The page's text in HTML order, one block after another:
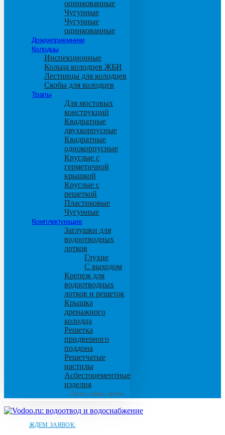
оцинкованные
Чугунные
Чугунные
оцинкованные
Дождеприемники
Колодцы
Инспекционные
Кольца колодцев ЖБИ
Лестницы для колодцев
Скобы для колодцев
Трапы
Для мостовых
конструкций
Квадратные
двухкорпусные
Квадратные
однокорпусные
Круглые с
герметичной
крышкой
Круглые с
решеткой
Пластиковые
Чугунные
Комплектующие
Заглушки для
водоотводных
лотков
Глухие
С выходом
Крепеж для
водоотводных
лотков и решеток
Крышка
дренажного
колодца
Решетка
придверного
поддона
Решетчатые
настилы
Асбестоцементные
изделия
Листы, плиты, трубы
ЖДЕМ ЗАЯВОК: